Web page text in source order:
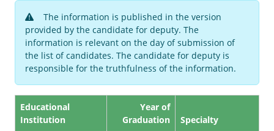
The information is published in the version
provided by the candidate for deputy. The
information is relevant on the day of submission of
the list of candidates. The candidate for deputy is
responsible for the truthfulness of the information.
Educational
Institution
Year of
Graduation
Specialty